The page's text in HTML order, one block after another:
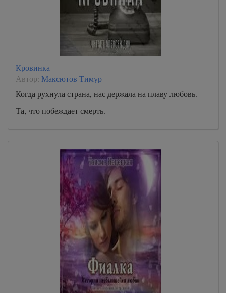
Кровинка
Автор: Максютов Тимур
Когда рухнула страна, нас держала на плаву любовь.
Та, что побеждает смерть.